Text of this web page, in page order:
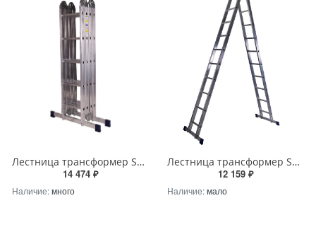
Лестница трансформер STAIRS ATR45 4х5 ступеней – надежное решение от STAIRS
14 474 ₽
Наличие:много
Лестница трансформер STAIRS LTR210 2х10 ступеней – надежное решение от STAIRS
12 159 ₽
Наличие:мало